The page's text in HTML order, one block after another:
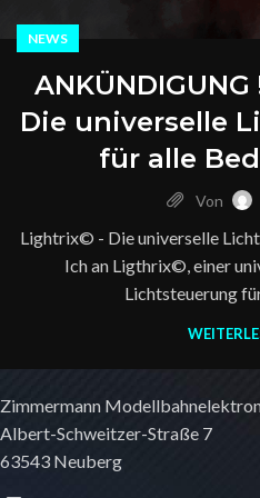
NEWS
Die universelle
für alle
Von
Lightrix© - Die universelle
Ich an Ligthrix©, einer
Lichtsteuerung
Zimmermann
Albert-Schweitzer-Straße 7
63543 Neuberg